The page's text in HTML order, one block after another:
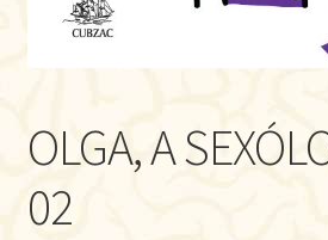
OLGA, A
02